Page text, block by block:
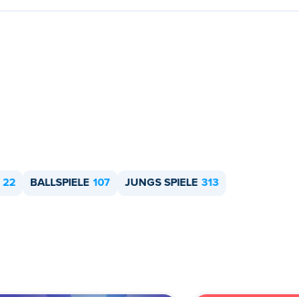
22 BALLSPIELE 107 JUNGS SPIELE 313